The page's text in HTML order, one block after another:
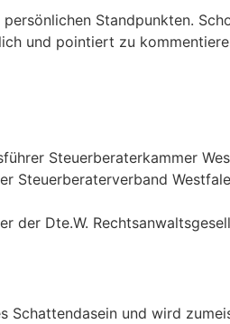
Standpunkten.
und pointiert zu
Steuerberaterkammer
Steuerberaterverband
der Dte.W.
und wird